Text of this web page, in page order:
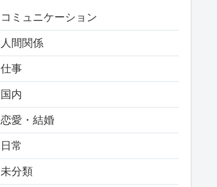
コミュニケーション
人間関係
仕事
国内
恋愛・結婚
日常
未分類